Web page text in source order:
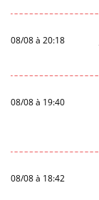
08/08 à 20:18
08/08 à 19:40
08/08 à 18:42